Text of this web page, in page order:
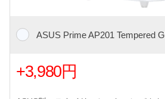
ASUS Prime AP201 Tempered
+3,980円